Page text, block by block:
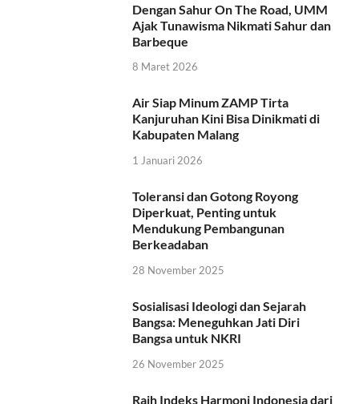
Dengan Sahur On The Road, UMM
Ajak Tunawisma Nikmati Sahur dan
Barbeque
8 Maret 2026
Air Siap Minum ZAMP Tirta
Kanjuruhan Kini Bisa Dinikmati di
Kabupaten Malang
1 Januari 2026
Toleransi dan Gotong Royong
Diperkuat, Penting untuk
Mendukung Pembangunan
Berkeadaban
28 November 2025
Sosialisasi Ideologi dan Sejarah
Bangsa: Meneguhkan Jati Diri
Bangsa untuk NKRI
26 November 2025
Raih Indeks Harmoni Indonesia dari